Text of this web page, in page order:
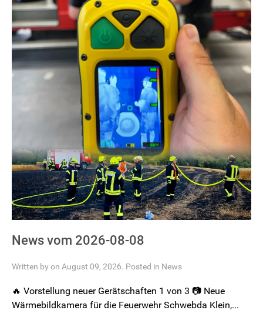
News vom 2026-08-08
Written by on August 09, 2026. Posted in News
🔥 Vorstellung neuer Gerätschaften 1 von 3 📷 Neue
Wärmebildkamera für die Feuerwehr Schwebda Klein,...